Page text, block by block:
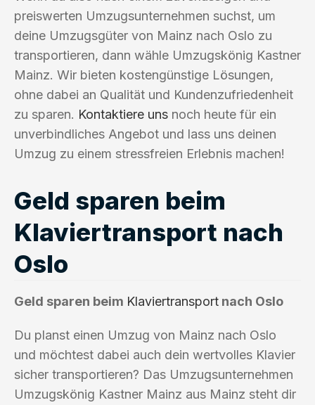
preiswerten Umzugsunternehmen suchst, um
deine Umzugsgüter von Mainz nach Oslo zu
transportieren, dann wähle Umzugskönig Kastner
Mainz. Wir bieten kostengünstige Lösungen,
ohne dabei an Qualität und Kundenzufriedenheit
zu sparen. Kontaktiere uns noch heute für ein
unverbindliches Angebot und lass uns deinen
Umzug zu einem stressfreien Erlebnis machen!
Geld sparen beim
Klaviertransport nach
Oslo
Geld sparen beim Klaviertransport nach Oslo
Du planst einen Umzug von Mainz nach Oslo
und möchtest dabei auch dein wertvolles Klavier
sicher transportieren? Das Umzugsunternehmen
Umzugskönig Kastner Mainz aus Mainz steht dir